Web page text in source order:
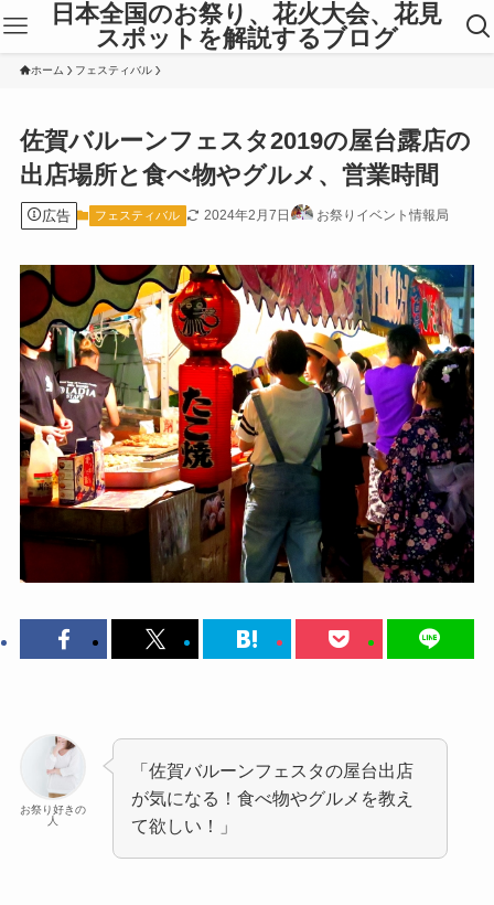
日本全国のお祭り、花火大会、花見
スポットを解説するブログ
ホーム フェスティバル
佐賀バルーンフェスタ2019の屋台露店の
出店場所と食べ物やグルメ、営業時間
広告 フェスティバル 2024年2月7日 お祭りイベント情報局
お祭り好きの
人
「佐賀バルーンフェスタの屋台出店
が気になる！食べ物やグルメを教え
て欲しい！」